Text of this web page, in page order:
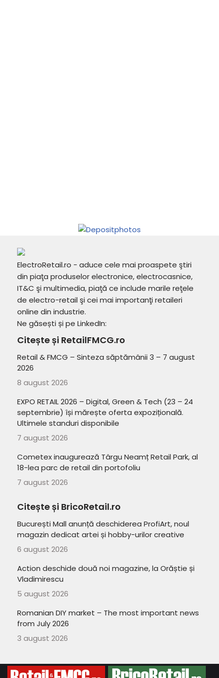
ElectroRetail.ro - aduce cele mai proaspete ştiri
din piaţa produselor electronice, electrocasnice,
IT&C şi multimedia, piaţă ce include marile reţele
de electro-retail şi cei mai importanţi retaileri
online din industrie.
Ne găsești și pe LinkedIn:
Citește și RetailFMCG.ro
Retail & FMCG – Sinteza săptămânii 3 – 7 august
2026
8 august 2026
EXPO RETAIL 2026 – Digital, Green & Tech (23 – 24
septembrie) își mărește oferta expozițională.
Ultimele standuri disponibile
7 august 2026
Cometex inaugurează Târgu Neamț Retail Park, al
18-lea parc de retail din portofoliu
7 august 2026
Citește și BricoRetail.ro
București Mall anunță deschiderea ProfiArt, noul
magazin dedicat artei și hobby-urilor creative
6 august 2026
Action deschide două noi magazine, la Orăștie și
Vladimirescu
5 august 2026
Romanian DIY market – The most important news
from July 2026
3 august 2026